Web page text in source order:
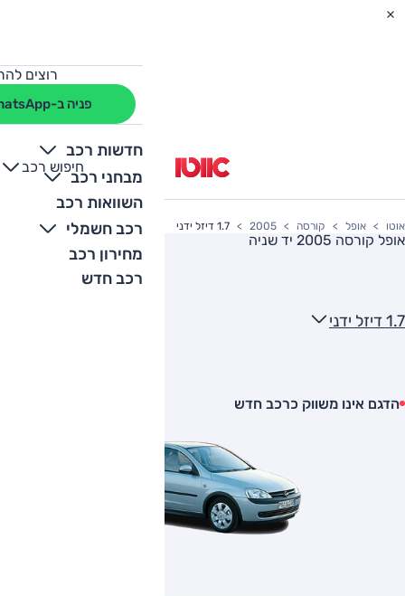
רוצים
פניה ב-WhatsApp
חדשות רכב
מבחני רכב
השוואות רכב
רכב חשמלי
מחירון רכב
רכב חדש
חיפוש רכב
+
-
אוטו אופל קורסה 2005 1.7 דיזל ידני
אופל קורסה 2005 יד שניה
1.7 דיזל ידני
הדגם אינו משווק כרכב חדש